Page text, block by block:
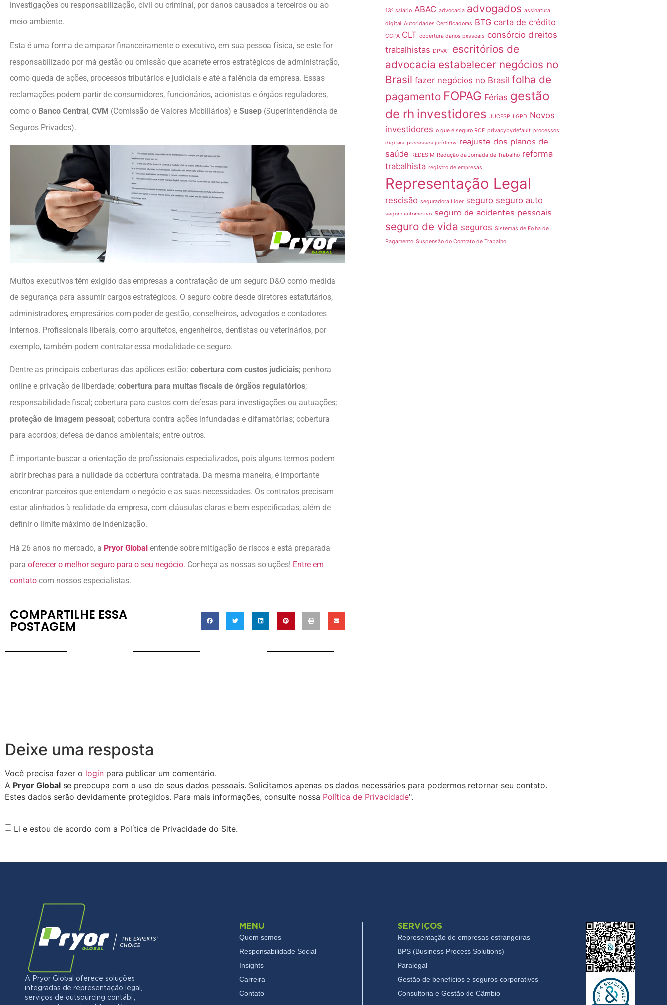
investigações ou responsabilização, civil ou criminal, por danos causados a terceiros ou ao
meio ambiente.
Esta é uma forma de amparar financeiramente o executivo, em sua pessoa física, se este for
responsabilizado por má gestão ou omissão que acarrete erros estratégicos de administração,
como queda de ações, processos tributários e judiciais e até a falência da empresa. Essas
reclamações podem partir de consumidores, funcionários, acionistas e órgãos reguladores,
como o Banco Central, CVM (Comissão de Valores Mobiliários) e Susep (Superintendência de
Seguros Privados).
Muitos executivos têm exigido das empresas a contratação de um seguro D&O como medida
de segurança para assumir cargos estratégicos. O seguro cobre desde diretores estatutários,
administradores, empresários com poder de gestão, conselheiros, advogados e contadores
internos. Profissionais liberais, como arquitetos, engenheiros, dentistas ou veterinários, por
exemplo, também podem contratar essa modalidade de seguro.
Dentre as principais coberturas das apólices estão: cobertura com custos judiciais; penhora
online e privação de liberdade; cobertura para multas fiscais de órgãos regulatórios;
responsabilidade fiscal; cobertura para custos com defesas para investigações ou autuações;
proteção de imagem pessoal; cobertura contra ações infundadas e difamatórias; cobertura
para acordos; defesa de danos ambientais; entre outros.
É importante buscar a orientação de profissionais especializados, pois alguns termos podem
abrir brechas para a nulidade da cobertura contratada. Da mesma maneira, é importante
encontrar parceiros que entendam o negócio e as suas necessidades. Os contratos precisam
estar alinhados à realidade da empresa, com cláusulas claras e bem especificadas, além de
definir o limite máximo de indenização.
Há 26 anos no mercado, a Pryor Global entende sobre mitigação de riscos e está preparada
para oferecer o melhor seguro para o seu negócio. Conheça as nossas soluções! Entre em
contato com nossos especialistas.
COMPARTILHE ESSA
POSTAGEM
13º salário ABAC advocacia advogados assinatura
digital Autoridades Certificadoras BTG carta de crédito
CCPA CLT cobertura danos pessoais consórcio direitos
trabalhistas DPVAT escritórios de
advocacia estabelecer negócios no
Brasil fazer negócios no Brasil folha de
pagamento FOPAG Férias gestão
de rh investidores JUCESP LGPD Novos
investidores o que é seguro RCF privacybydefault processos
digitais processos jurídicos reajuste dos planos de
saúde REDESIM Redução da Jornada de Trabalho reforma
trabalhista registro de empresas
Representação Legal
rescisão seguradora Líder seguro seguro auto
seguro automotivo seguro de acidentes pessoais
seguro de vida seguros Sistemas de Folha de
Pagamento Suspensão do Contrato de Trabalho
Deixe uma resposta
Você precisa fazer o login para publicar um comentário.
A Pryor Global se preocupa com o uso de seus dados pessoais. Solicitamos apenas os dados necessários para podermos retornar seu contato.
Estes dados serão devidamente protegidos. Para mais informações, consulte nossa Política de Privacidade".
Li e estou de acordo com a Política de Privacidade do Site.
A Pryor Global oferece soluções
integradas de representação legal,
serviços de outsourcing contábil,
MENU
Quem somos
Responsabilidade Social
Insights
Carreira
Contato
SERVIÇOS
Representação de empresas estrangeiras
BPS (Business Process Solutions)
Paralegal
Gestão de benefícios e seguros corporativos
Consultoria e Gestão de Câmbio